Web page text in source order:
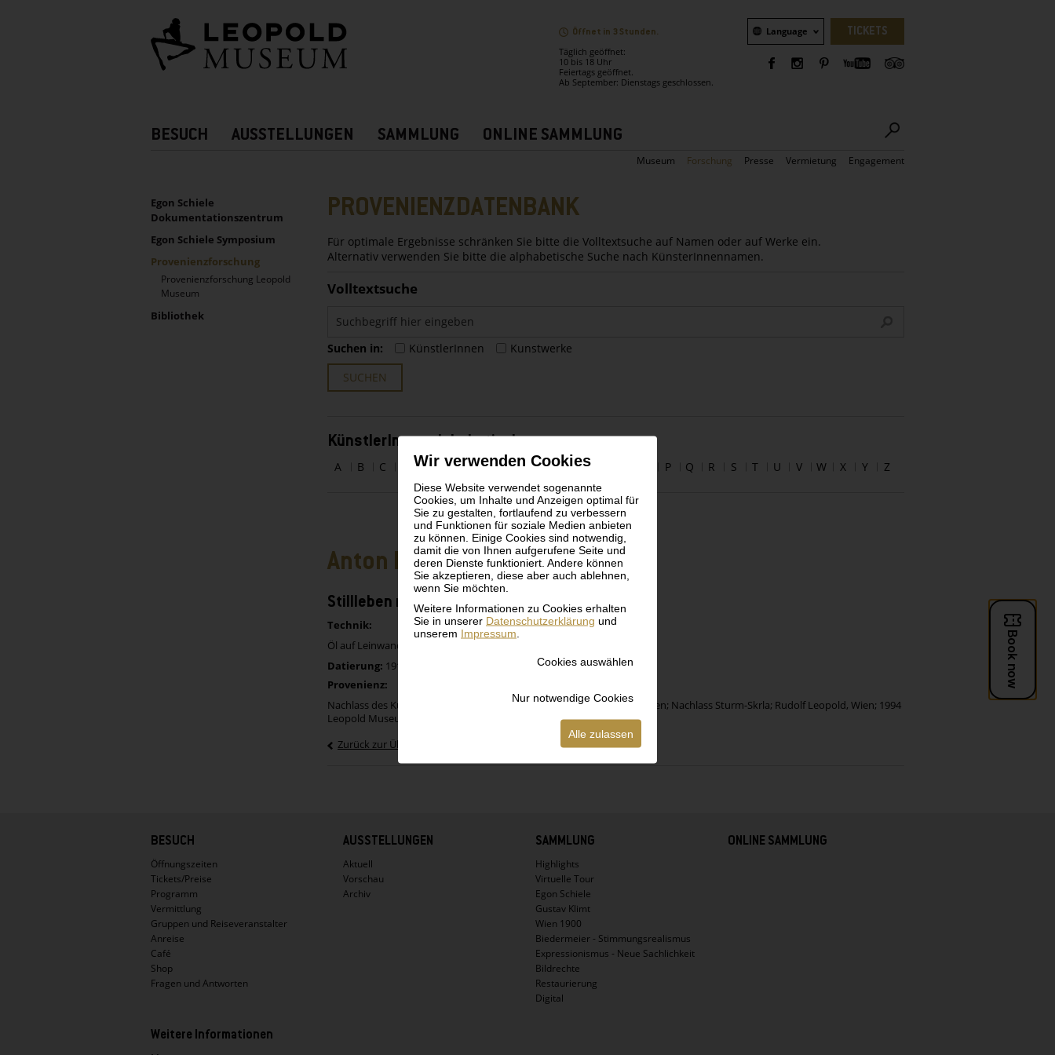
Wir verwenden Cookies
Diese Website verwendet sogenannte
Cookies, um Inhalte und Anzeigen optimal für
Sie zu gestalten, fortlaufend zu verbessern
und Funktionen für soziale Medien anbieten
zu können. Einige Cookies sind notwendig,
damit die von Ihnen aufgerufene Seite und
deren Dienste funktioniert. Andere können
Sie akzeptieren, diese aber auch ablehnen,
wenn Sie möchten.
Weitere Informationen zu Cookies erhalten
Sie in unserer Datenschutzerklärung und
unserem Impressum
Cookies auswählen
Nur notwendige Cookies
Alle zulassen
Öffnet in 3 Stunden.
Täglich geöffnet:
10 bis 18 Uhr
Feiertags geöffnet.
Ab September: Dienstags geschlossen.
Sprachauswahl
Language TICKETS
Hauptnavigation
BESUCH AUSSTELLUNGEN SAMMLUNG ONLINE SAMMLUNG
Museum Forschung Presse Vermietung Engagement
Sidebar
UNTERNAVIGATION
Egon Schiele
Dokumentationszentrum
Egon Schiele Symposium
Provenienzforschung
Provenienzforschung Leopold
Museum
Bibliothek
PROVENIENZDATENBANK
Für optimale Ergebnisse schränken Sie bitte die Volltextsuche auf Namen oder auf Werke ein.
Alternativ verwenden Sie bitte die alphabetische Suche nach KünsterInnennamen.
Volltextsuche
Suchen in: KünstlerInnen
Kunstwerke
SUCHEN
KünstlerInnen alphabetisch
A B C E F G H I J K L P Q R S T U V W X Y Z
Anton Faistauer
Stillleben mit Kaffeetassen
Technik:
Öl auf Leinwand
Datierung: 1912
Provenienz:
Nachlass des Künstlers; Emilie Faistauer Salzburg; Egge Sturm-Skrla, Wien; Nachlass Sturm-Skrla; Rudolf Leopold, Wien; 1994
Leopold Museum-Privatstiftung.
Zurück zur Übersicht
BESUCH
Öffnungszeiten
Tickets/Preise
Programm
Vermittlung
Gruppen und Reiseveranstalter
Anreise
Café
Shop
Fragen und Antworten
AUSSTELLUNGEN
Aktuell
Vorschau
Archiv
SAMMLUNG
Highlights
Virtuelle Tour
Egon Schiele
Gustav Klimt
Wien 1900
Biedermeier - Stimmungsrealismus
Expressionismus - Neue Sachlichkeit
Bildrechte
Restaurierung
Digital
ONLINE SAMMLUNG
Weitere Informationen